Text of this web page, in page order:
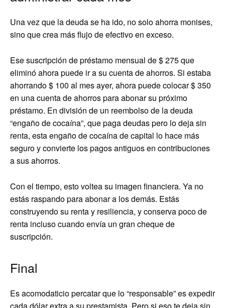
Una vez que la deuda se ha ido, no solo ahorra monises,
sino que crea más flujo de efectivo en exceso.
Ese suscripción de préstamo mensual de $ 275 que
eliminó ahora puede ir a su cuenta de ahorros. Si estaba
ahorrando $ 100 al mes ayer, ahora puede colocar $ 350
en una cuenta de ahorros para abonar su próximo
préstamo. En división de un reembolso de la deuda
“engaño de cocaína”, que paga deudas pero lo deja sin
renta, esta engaño de cocaína de capital lo hace más
seguro y convierte los pagos antiguos en contribuciones
a sus ahorros.
Con el tiempo, esto voltea su imagen financiera. Ya no
estás raspando para abonar a los demás. Estás
construyendo su renta y resiliencia, y conserva poco de
renta incluso cuando envía un gran cheque de
suscripción.
Final
Es acomodaticio percatar que lo “responsable” es expedir